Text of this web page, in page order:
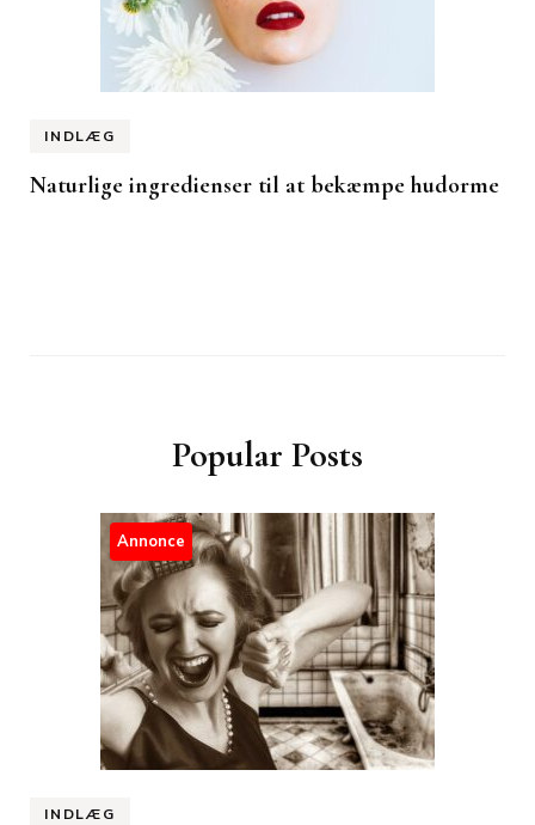
INDLÆG
Naturlige ingredienser til at bekæmpe hudorme
Popular Posts
Annonce
INDLÆG